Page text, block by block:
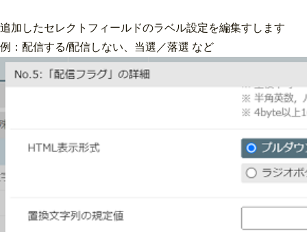
追加したセレクトフィールドのラベル設定を編集すします
例：配信する/配信しない、当選／落選 など